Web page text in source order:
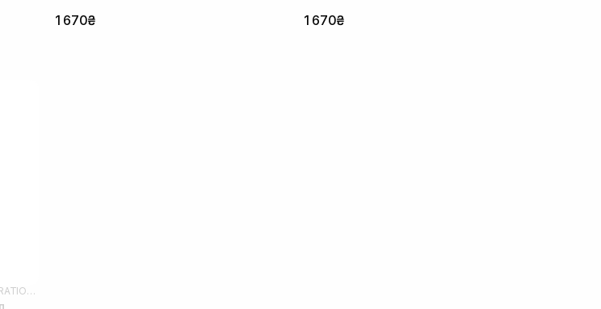
1 670₴ 1 670₴
ADVANCED HAIR RESTORATION TECHNOLOGY WOMEN